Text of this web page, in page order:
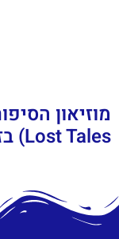
Lost Tales) בזאגרב